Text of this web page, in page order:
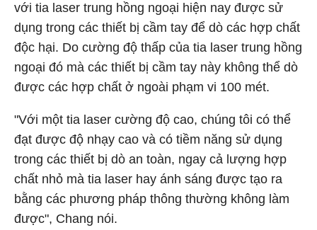
với tia laser trung hồng ngoại hiện nay được sử
dụng trong các thiết bị cầm tay để dò các hợp chất
độc hại. Do cường độ thấp của tia laser trung hồng
ngoại đó mà các thiết bị cầm tay này không thể dò
được các hợp chất ở ngoài phạm vi 100 mét.
"Với một tia laser cường độ cao, chúng tôi có thể
đạt được độ nhạy cao và có tiềm năng sử dụng
trong các thiết bị dò an toàn, ngay cả lượng hợp
chất nhỏ mà tia laser hay ánh sáng được tạo ra
bằng các phương pháp thông thường không làm
được", Chang nói.